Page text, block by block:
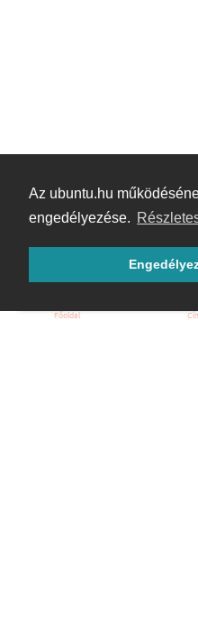
Az ubuntu.hu
engedélyezése.
Hoppá! Valami hiba történt.
Főoldal